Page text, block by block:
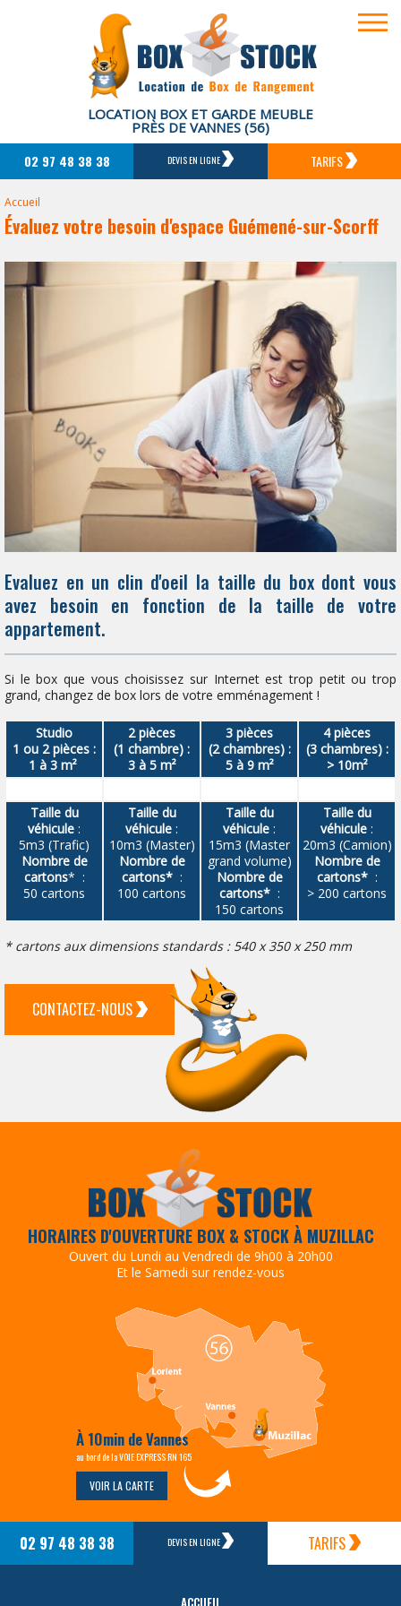
LOCATION BOX ET GARDE MEUBLE
PRÈS DE VANNES (56)
02 97 48 38 38 DEVIS EN LIGNE TARIFS
Accueil
Évaluez votre besoin d'espace Guémené-sur-Scorff
Evaluez en un clin d'oeil la taille du box dont vous
avez besoin en fonction de la taille de votre
appartement.
Si le box que vous choisissez sur Internet est trop petit ou trop
grand, changez de box lors de votre emménagement !
Studio
1 ou 2 pièces :
1 à 3 m²
2 pièces
(1 chambre) :
3 à 5 m²
3 pièces
(2 chambres) :
5 à 9 m²
4 pièces
(3 chambres) :
> 10m²
Taille du
véhicule :
5m3 (Trafic)
Nombre de
cartons* :
50 cartons
Taille du
véhicule :
10m3 (Master)
Nombre de
cartons*:
100 cartons
Taille du
véhicule :
15m3 (Master
grand volume)
Nombre de
cartons*:
150 cartons
Taille du
véhicule :
20m3 (Camion)
Nombre de
cartons*:
> 200 cartons
* cartons aux dimensions standards : 540 x 350 x 250 mm
CONTACTEZ-NOUS
02 97 48 38 38 DEVIS EN LIGNE TARIFS
HORAIRES D'OUVERTURE BOX & STOCK À MUZILLAC
Ouvert du Lundi au Vendredi de 9h00 à 20h00
Et le Samedi sur rendez-vous
À 10min de Vannes
au bord de la VOIE EXPRESS RN 165
VOIR LA CARTE